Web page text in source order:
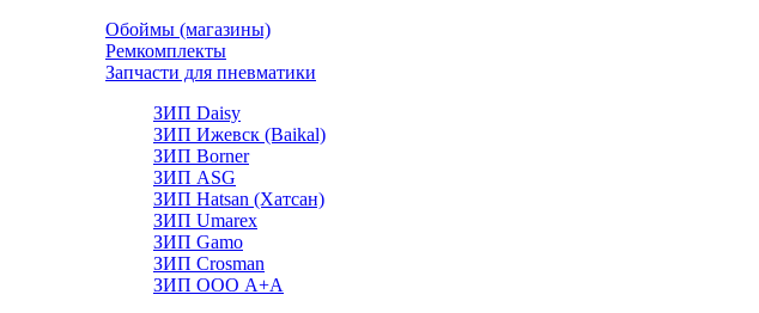
Обоймы (магазины)
Ремкомплекты
Запчасти для пневматики
ЗИП Daisy
ЗИП Ижевск (Baikal)
ЗИП Borner
ЗИП ASG
ЗИП Hatsan (Хатсан)
ЗИП Umarex
ЗИП Gamo
ЗИП Crosman
ЗИП ООО А+А